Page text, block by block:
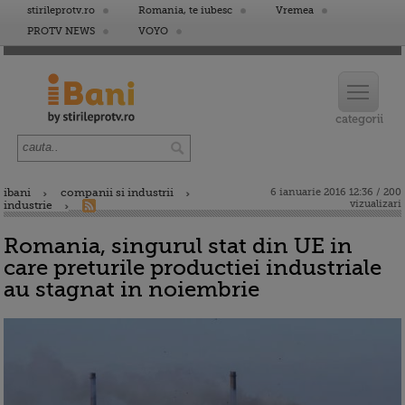
stirileprotv.ro Romania, te iubesc
Vremea
PROTV NEWS
VOYO
ibani
companii si industrii
industrie
6 ianuarie 2016 12:36 / 200
vizualizari
Romania, singurul stat din UE in
care preturile productiei industriale
au stagnat in noiembrie